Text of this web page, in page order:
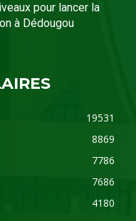
pour lancer la
à Dédougou
19531
8869
7786
7686
4180